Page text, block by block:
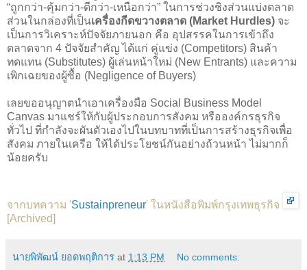
“ถูกกว่า-คุ้มกว่า-ดีกว่า-เหนือกว่า” ในการช่วงชิงส่วนแบ่งตลาด
ส่วนในกล่องที่เป็นเครื่องกีดขวางตลาด (Market Hurdles) จะ
เป็นการวิเคราะห์ปัจจัยภายนอก คือ อุปสรรคในการเข้าถึง
ตลาดจาก 4 ปัจจัยสำคัญ ได้แก่ คู่แข่ง (Competitors) สินค้า
ทดแทน (Substitutes) ผู้เล่นหน้าใหม่ (New Entrants) และความ
เพิกเฉยของผู้ซื้อ (Negligence of Buyers)
เลยขออนุญาตนำเอาเครื่องมือ Social Business Model
Canvas มาแชร์ให้กับผู้ประกอบการสังคม หรือองค์กรธุรกิจ
ทั่วไป ที่กำลังจะผันตัวเองไปในบทบาทที่เป็นการสร้างธุรกิจเพื่อ
สังคม ภายในเครือ ให้ได้ประโยชน์กันอย่างถ้วนหน้า ไม่มากก็
น้อยครับ
จากบทความ 'Sustainpreneur' ในหนังสือพิมพ์กรุงเทพธุรกิจ
[Archived]
นายพิพัฒน์ ยอดพฤติการ at 1:13 PM No comments: